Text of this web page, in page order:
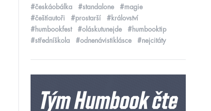
#českáobálka #standalone
#magie
#češtíautoři
#prostarší
#království
#humbookfest
#oláskutunejde
#humbooktip
#středníškola
#odnenávistiklásce #nejcitáty